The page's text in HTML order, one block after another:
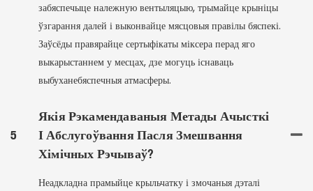
забяспечыце належную вентыляцыю, трымайце крыніцы
ўзгарання далей і выконвайце мясцовыя правілы бяспекі.
Заўсёды правярайце сертыфікаты міксера перад яго
выкарыстаннем у месцах, дзе могуць існаваць
выбуханебяспечныя атмасферы.
5
Якія Рэкамендаваныя Метады Ачысткі
І Абслугоўвання Пасля Змешвання
Хімічных Рэчываў?
Неадкладна прамыйце крыльчатку і змочаныя дэталі